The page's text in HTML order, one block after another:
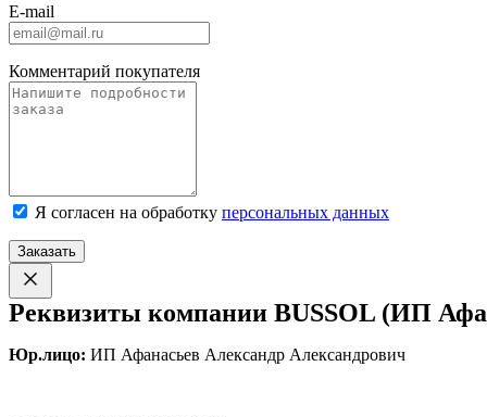
E-mail
Комментарий покупателя
Я согласен на обработку персональных данных
Заказать
Реквизиты компании BUSSOL (ИП
Юр.лицо: ИП Афанасьев Александр Александрович